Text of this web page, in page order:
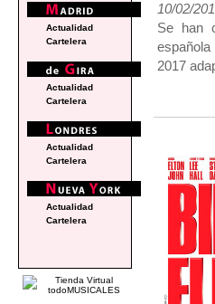
10/02/
Se han
2017
Actualidad
Cartelera
Actualidad
Cartelera
Actualidad
Cartelera
Actualidad
Cartelera